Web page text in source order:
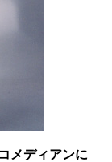
メディアンに